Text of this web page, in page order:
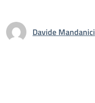
Davide Mandanici